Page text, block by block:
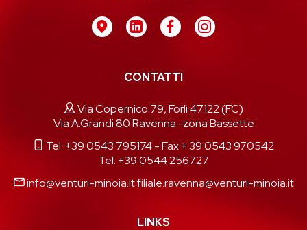
CONTATTI
Via Copernico 79, Forlì 47122 (FC)
Via A.Grandi 80 Ravenna -zona Bassette
Tel. +39 0543 795174- Fax + 39 0543 970542
Tel. +39 0544 256727
info@venturi-minoia.itfiliale.ravenna@venturi-minoia.it
LINKS